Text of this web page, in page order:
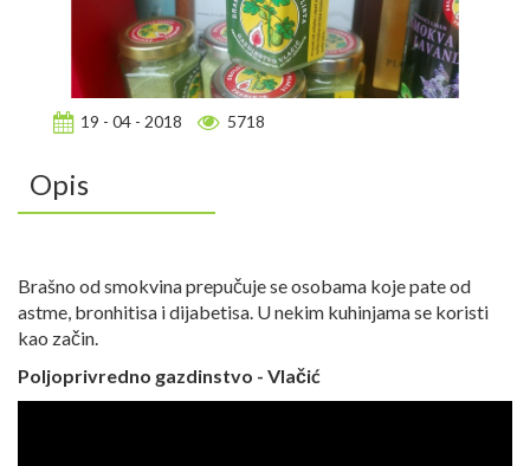
19 - 04 - 2018 5718
Opis
Brašno od smokvina prepučuje se osobama koje pate od
astme, bronhitisa i dijabetisa. U nekim kuhinjama se koristi
kao začin.
Poljoprivredno gazdinstvo - Vlačić